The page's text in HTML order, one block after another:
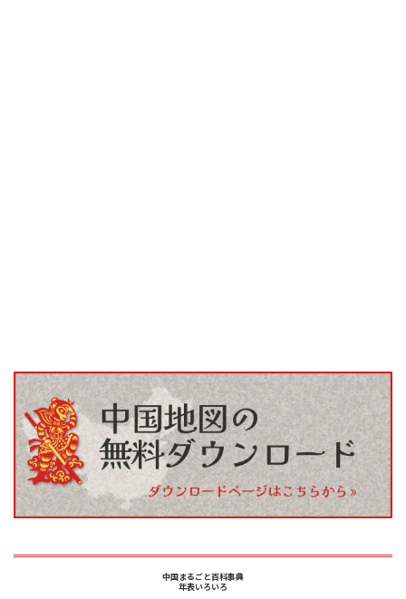
中国まるごと百科事典
年表いろいろ